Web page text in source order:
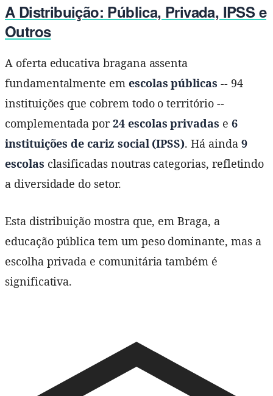
A Distribuição: Pública, Privada, IPSS e
Outros
A oferta educativa bragana assenta
fundamentalmente em escolas públicas -- 94
instituições que cobrem todo o território --
complementada por24 escolas privadas e 6
instituições de cariz social (IPSS). Há ainda 9
escolas clasificadas noutras categorias, refletindo
a diversidade do setor.
Esta distribuição mostra que, em Braga, a
educação pública tem um peso dominante, mas a
escolha privada e comunitária também é
significativa.